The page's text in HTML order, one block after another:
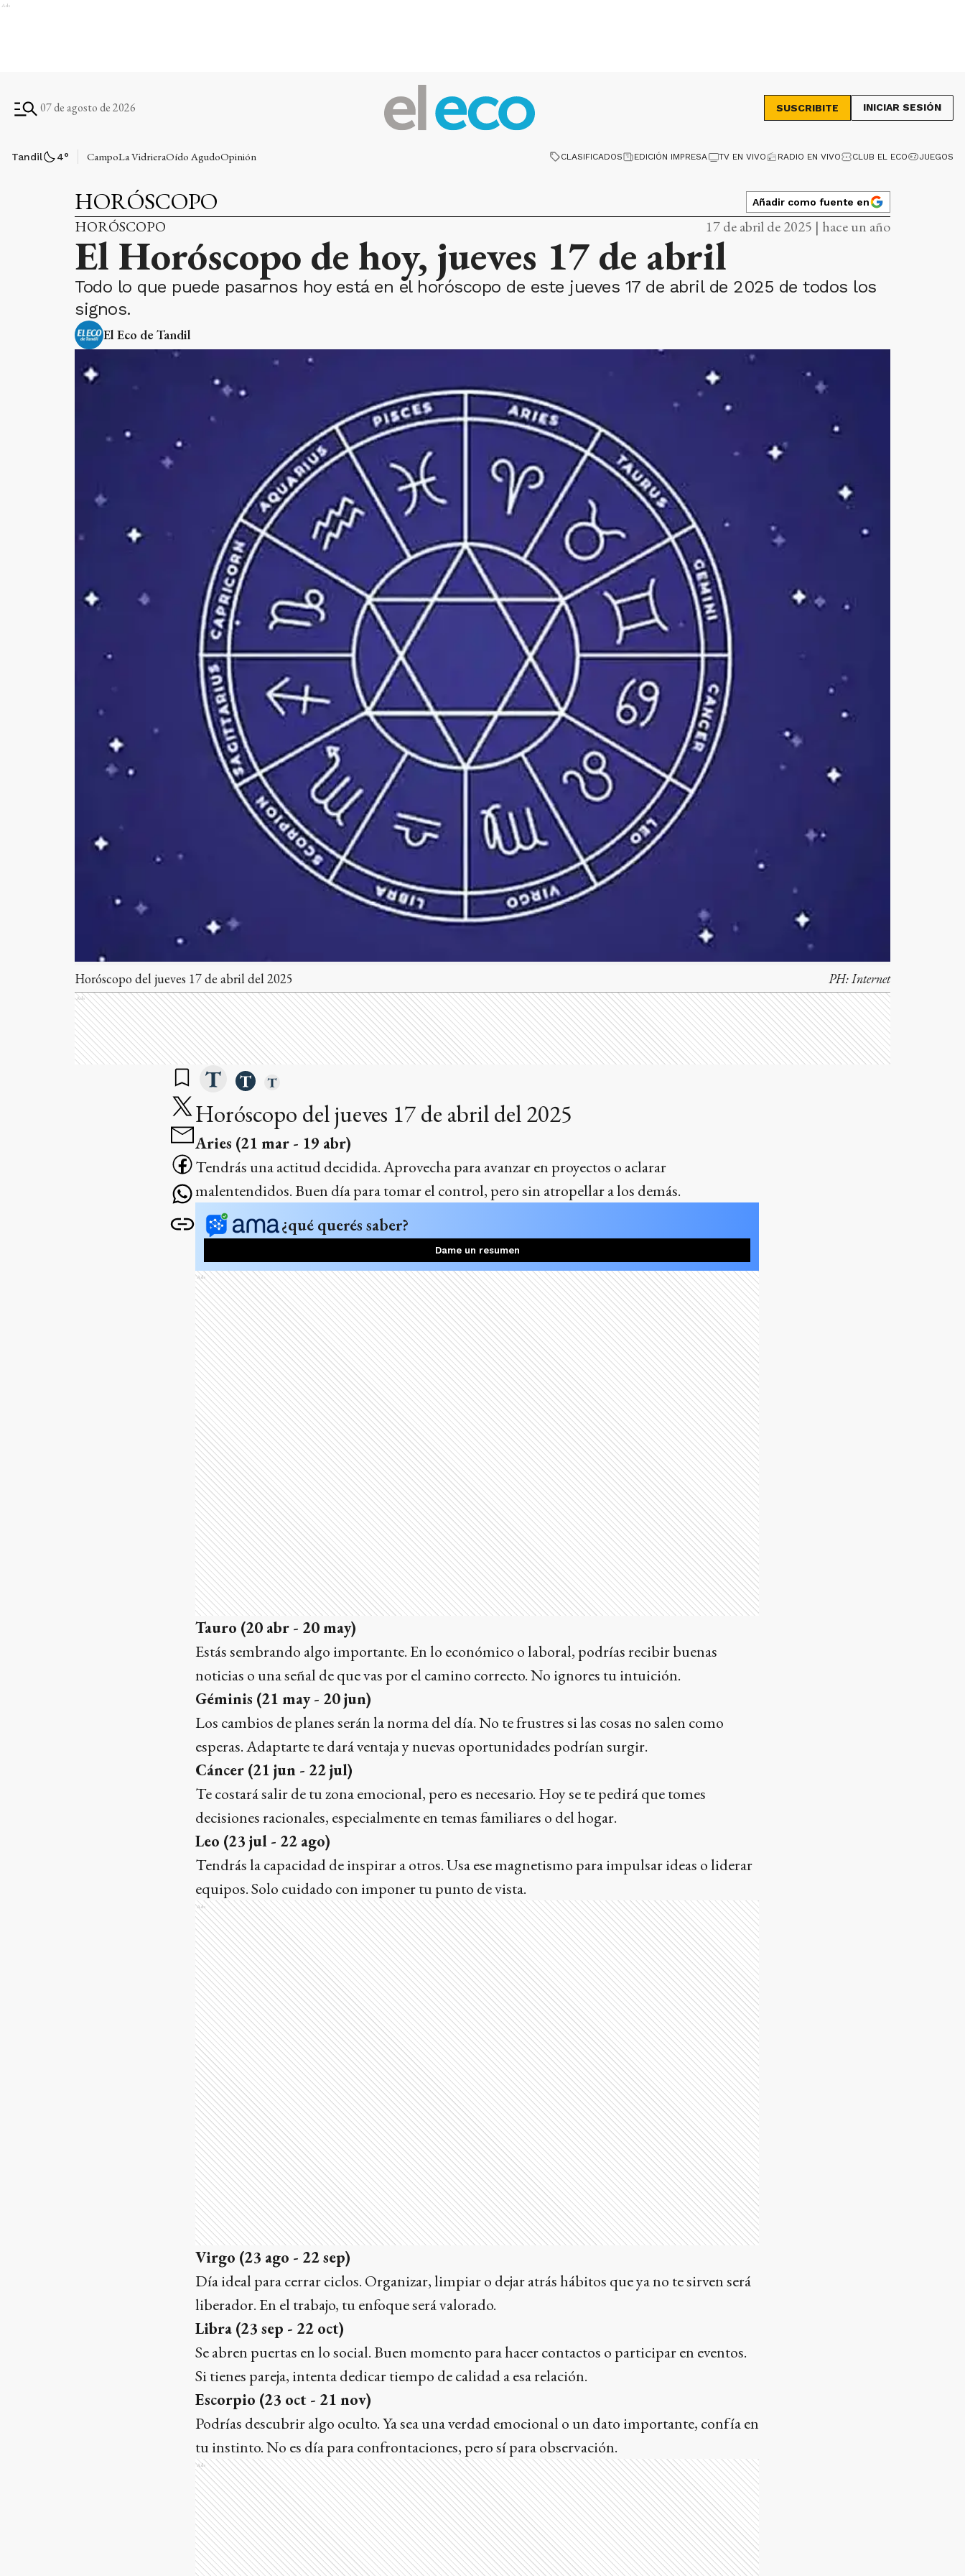
Ads
07 de agosto de 2026 SUSCRIBITE INICIAR SESIÓN
Tandil 4° CampoLa VidrieraOído AgudoOpinión CLASIFICADOS EDICIÓN IMPRESA TV EN VIVO RADIO EN VIVO CLUB EL ECO JUEGOS
HORÓSCOPO Añadir como fuente en
HORÓSCOPO 17 de abril de 2025 | hace un año
El Horóscopo de hoy, jueves 17 de abril
Todo lo que puede pasarnos hoy está en el horóscopo de este jueves 17 de abril de 2025 de todos los
signos.
El Eco de Tandil
Horóscopo del jueves 17 de abril del 2025 PH:Internet
Ads
Horóscopo del jueves 17 de abril del 2025
Aries (21 mar - 19 abr)
Tendrás una actitud decidida. Aprovecha para avanzar en proyectos o aclarar
malentendidos. Buen día para tomar el control, pero sin atropellar a los demás.
¿qué querés saber?
Dame un resumen
Ads
Tauro (20 abr - 20 may)
Estás sembrando algo importante. En lo económico o laboral, podrías recibir buenas
noticias o una señal de que vas por el camino correcto. No ignores tu intuición.
Géminis (21 may - 20 jun)
Los cambios de planes serán la norma del día. No te frustres si las cosas no salen como
esperas. Adaptarte te dará ventaja y nuevas oportunidades podrían surgir.
Cáncer (21 jun - 22 jul)
Te costará salir de tu zona emocional, pero es necesario. Hoy se te pedirá que tomes
decisiones racionales, especialmente en temas familiares o del hogar.
Leo (23 jul - 22 ago)
Tendrás la capacidad de inspirar a otros. Usa ese magnetismo para impulsar ideas o liderar
equipos. Solo cuidado con imponer tu punto de vista.
Ads
Virgo (23 ago - 22 sep)
Día ideal para cerrar ciclos. Organizar, limpiar o dejar atrás hábitos que ya no te sirven será
liberador. En el trabajo, tu enfoque será valorado.
Libra (23 sep - 22 oct)
Se abren puertas en lo social. Buen momento para hacer contactos o participar en eventos.
Si tienes pareja, intenta dedicar tiempo de calidad a esa relación.
Escorpio (23 oct - 21 nov)
Podrías descubrir algo oculto. Ya sea una verdad emocional o un dato importante, confía en
tu instinto. No es día para confrontaciones, pero sí para observación.
Ads